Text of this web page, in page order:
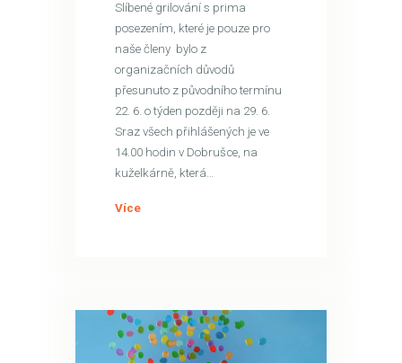
Slíbené grilování s prima
posezením, které je pouze pro
naše členy bylo z
organizačních důvodů
přesunuto z původního termínu
22. 6. o týden později na 29. 6.
Sraz všech přihlášených je ve
14.00 hodin v Dobrušce, na
kuželkárně, která…
Více